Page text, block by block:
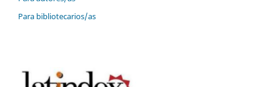
Para bibliotecarios/as